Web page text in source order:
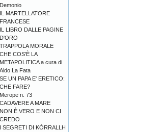
Demonio
IL MARTELLATORE
FRANCESE
IL LIBRO DALLE PAGINE
D'ORO
TRAPPOLA MORALE
CHE COS'È LA
METAPOLITICA a cura di
Aldo La Fata
SE UN PAPA E' ERETICO:
CHE FARE?
Merope n. 73
CADAVERE A MARE
NON È VERO E NON CI
CREDO
I SEGRETI DI KÓRRALLH